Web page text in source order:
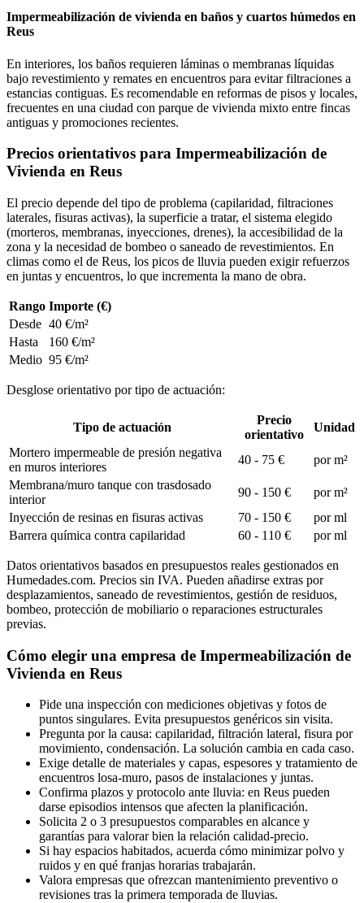
Impermeabilización de vivienda en baños y cuartos húmedos en
Reus
En interiores, los baños requieren láminas o membranas líquidas
bajo revestimiento y remates en encuentros para evitar filtraciones a
estancias contiguas. Es recomendable en reformas de pisos y locales,
frecuentes en una ciudad con parque de vivienda mixto entre fincas
antiguas y promociones recientes.
Precios orientativos para Impermeabilización de
Vivienda en Reus
El precio depende del tipo de problema (capilaridad, filtraciones
laterales, fisuras activas), la superficie a tratar, el sistema elegido
(morteros, membranas, inyecciones, drenes), la accesibilidad de la
zona y la necesidad de bombeo o saneado de revestimientos. En
climas como el de Reus, los picos de lluvia pueden exigir refuerzos
en juntas y encuentros, lo que incrementa la mano de obra.
Rango Importe (€)
Desde 40 €/m²
Hasta
160 €/m²
Medio 95 €/m²
Desglose orientativo por tipo de actuación:
Tipo de actuación
Precio
orientativo
Unidad
Mortero impermeable de presión negativa
en muros interiores
40 - 75 €
por m²
Membrana/muro tanque con trasdosado
interior
90 - 150 €
por m²
Inyección de resinas en fisuras activas
70 - 150 €
por ml
Barrera química contra capilaridad
60 - 110 € por ml
Datos orientativos basados en presupuestos reales gestionados en
Humedades.com. Precios sin IVA. Pueden añadirse extras por
desplazamientos, saneado de revestimientos, gestión de residuos,
bombeo, protección de mobiliario o reparaciones estructurales
previas.
Cómo elegir una empresa de Impermeabilización de
Vivienda en Reus
Pide una inspección con mediciones objetivas y fotos de
puntos singulares. Evita presupuestos genéricos sin visita.
Pregunta por la causa: capilaridad, filtración lateral, fisura por
movimiento, condensación. La solución cambia en cada caso.
Exige detalle de materiales y capas, espesores y tratamiento de
encuentros losa-muro, pasos de instalaciones y juntas.
Confirma plazos y protocolo ante lluvia: en Reus pueden
darse episodios intensos que afecten la planificación.
Solicita 2 o 3 presupuestos comparables en alcance y
garantías para valorar bien la relación calidad-precio.
Si hay espacios habitados, acuerda cómo minimizar polvo y
ruidos y en qué franjas horarias trabajarán.
Valora empresas que ofrezcan mantenimiento preventivo o
revisiones tras la primera temporada de lluvias.